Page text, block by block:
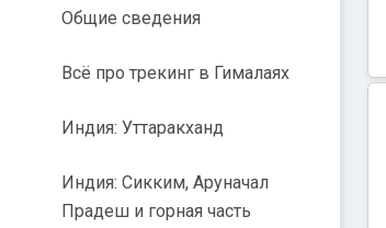
Общие сведения
Всё про трекинг в Гималаях
Индия: Уттаракханд
Индия: Сикким, Аруначал
Прадеш и горная часть